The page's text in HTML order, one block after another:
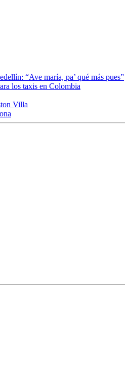
“Ave maría, pa’ qué más pues”
los taxis en Colombia
Villa